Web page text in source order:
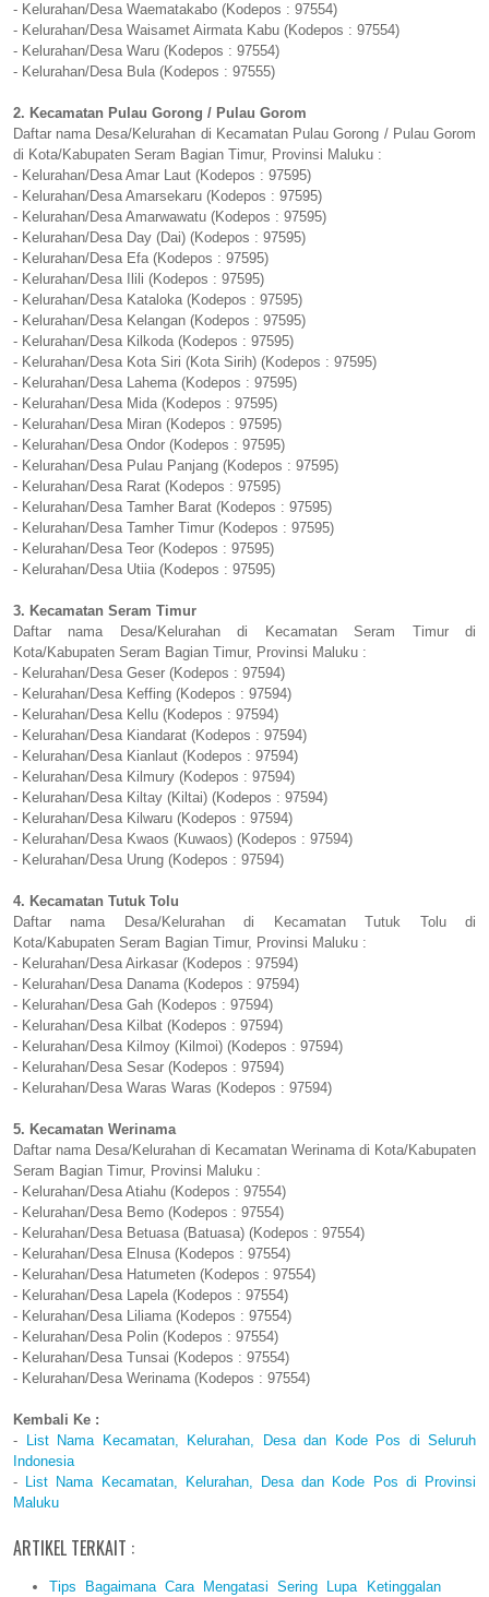
- Kelurahan/Desa Waematakabo (Kodepos : 97554)
- Kelurahan/Desa Waisamet Airmata Kabu (Kodepos : 97554)
- Kelurahan/Desa Waru (Kodepos : 97554)
- Kelurahan/Desa Bula (Kodepos : 97555)
2. Kecamatan Pulau Gorong / Pulau Gorom
Daftar nama Desa/Kelurahan di Kecamatan Pulau Gorong / Pulau Gorom
di Kota/Kabupaten Seram Bagian Timur, Provinsi Maluku :
- Kelurahan/Desa Amar Laut (Kodepos : 97595)
- Kelurahan/Desa Amarsekaru (Kodepos : 97595)
- Kelurahan/Desa Amarwawatu (Kodepos : 97595)
- Kelurahan/Desa Day (Dai) (Kodepos : 97595)
- Kelurahan/Desa Efa (Kodepos : 97595)
- Kelurahan/Desa Ilili (Kodepos : 97595)
- Kelurahan/Desa Kataloka (Kodepos : 97595)
- Kelurahan/Desa Kelangan (Kodepos : 97595)
- Kelurahan/Desa Kilkoda (Kodepos : 97595)
- Kelurahan/Desa Kota Siri (Kota Sirih) (Kodepos : 97595)
- Kelurahan/Desa Lahema (Kodepos : 97595)
- Kelurahan/Desa Mida (Kodepos : 97595)
- Kelurahan/Desa Miran (Kodepos : 97595)
- Kelurahan/Desa Ondor (Kodepos : 97595)
- Kelurahan/Desa Pulau Panjang (Kodepos : 97595)
- Kelurahan/Desa Rarat (Kodepos : 97595)
- Kelurahan/Desa Tamher Barat (Kodepos : 97595)
- Kelurahan/Desa Tamher Timur (Kodepos : 97595)
- Kelurahan/Desa Teor (Kodepos : 97595)
- Kelurahan/Desa Utiia (Kodepos : 97595)
3. Kecamatan Seram Timur
Daftar nama Desa/Kelurahan di Kecamatan Seram Timur di
Kota/Kabupaten Seram Bagian Timur, Provinsi Maluku :
- Kelurahan/Desa Geser (Kodepos : 97594)
- Kelurahan/Desa Keffing (Kodepos : 97594)
- Kelurahan/Desa Kellu (Kodepos : 97594)
- Kelurahan/Desa Kiandarat (Kodepos : 97594)
- Kelurahan/Desa Kianlaut (Kodepos : 97594)
- Kelurahan/Desa Kilmury (Kodepos : 97594)
- Kelurahan/Desa Kiltay (Kiltai) (Kodepos : 97594)
- Kelurahan/Desa Kilwaru (Kodepos : 97594)
- Kelurahan/Desa Kwaos (Kuwaos) (Kodepos : 97594)
- Kelurahan/Desa Urung (Kodepos : 97594)
4. Kecamatan Tutuk Tolu
Daftar nama Desa/Kelurahan di Kecamatan Tutuk Tolu di
Kota/Kabupaten Seram Bagian Timur, Provinsi Maluku :
- Kelurahan/Desa Airkasar (Kodepos : 97594)
- Kelurahan/Desa Danama (Kodepos : 97594)
- Kelurahan/Desa Gah (Kodepos : 97594)
- Kelurahan/Desa Kilbat (Kodepos : 97594)
- Kelurahan/Desa Kilmoy (Kilmoi) (Kodepos : 97594)
- Kelurahan/Desa Sesar (Kodepos : 97594)
- Kelurahan/Desa Waras Waras (Kodepos : 97594)
5. Kecamatan Werinama
Daftar nama Desa/Kelurahan di Kecamatan Werinama di Kota/Kabupaten
Seram Bagian Timur, Provinsi Maluku :
- Kelurahan/Desa Atiahu (Kodepos : 97554)
- Kelurahan/Desa Bemo (Kodepos : 97554)
- Kelurahan/Desa Betuasa (Batuasa) (Kodepos : 97554)
- Kelurahan/Desa Elnusa (Kodepos : 97554)
- Kelurahan/Desa Hatumeten (Kodepos : 97554)
- Kelurahan/Desa Lapela (Kodepos : 97554)
- Kelurahan/Desa Liliama (Kodepos : 97554)
- Kelurahan/Desa Polin (Kodepos : 97554)
- Kelurahan/Desa Tunsai (Kodepos : 97554)
- Kelurahan/Desa Werinama (Kodepos : 97554)
Kembali Ke :
-
List Nama Kecamatan, Kelurahan, Desa dan Kode Pos di Seluruh
Indonesia
- List Nama Kecamatan, Kelurahan, Desa dan Kode Pos di Provinsi
Maluku
ARTIKEL TERKAIT :
Tips Bagaimana Cara Mengatasi Sering Lupa Ketinggalan